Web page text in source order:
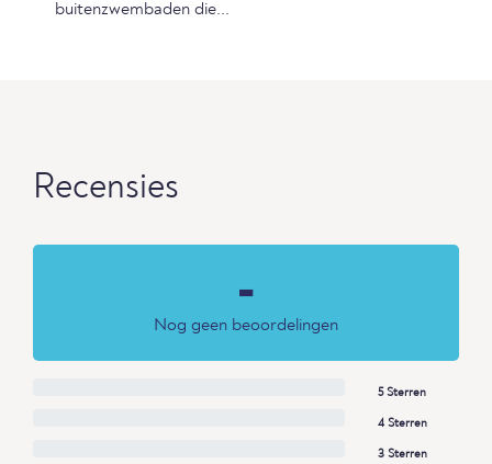
buitenzwembaden die...
Recensies
-
Nog geen beoordelingen
5 Sterren
4 Sterren
3 Sterren